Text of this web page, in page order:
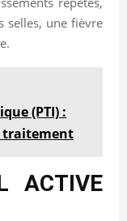
selles, une fièvre
(PTI) :
traitement
ACTIVE